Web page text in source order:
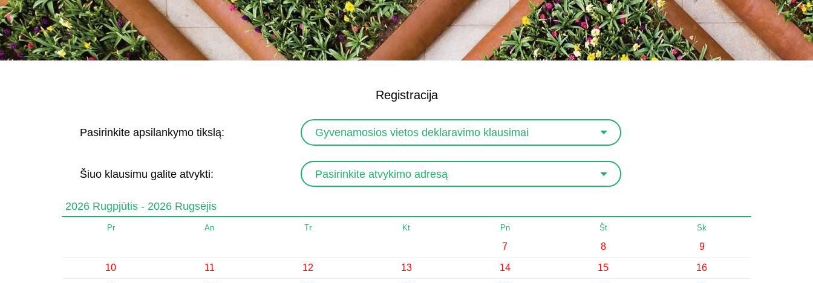
Registracija
Pasirinkite apsilankymo tikslą: Gyvenamosios vietos deklaravimo klausimai
Šiuo klausimu galite atvykti: Pasirinkite atvykimo adresą
2026 Rugpjūtis - 2026 Rugsėjis
Pr An Tr Kt Pn Št Sk
7 8 9
10 11 12 13 14 15 16